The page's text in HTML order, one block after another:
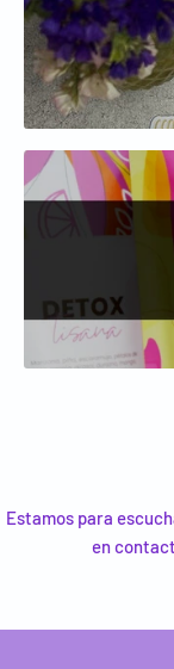
Estamos para
en